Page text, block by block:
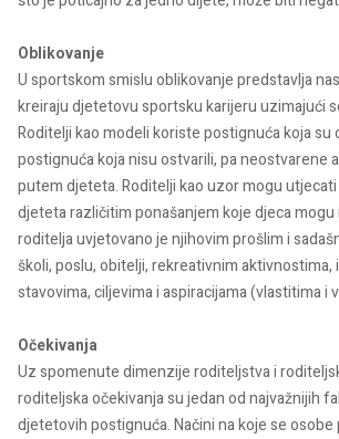
Oblikovanje
U sportskom smislu oblikovanje predstavlja
kreiraju djetetovu sportsku karijeru uzimajući
Roditelji kao modeli koriste postignuća koja su
postignuća koja nisu ostvarili, pa neostvarene
putem djeteta. Roditelji kao uzor mogu
djeteta različitim ponašanjem koje djeca
roditelja uvjetovano je njihovim prošlim i
školi, poslu, obitelji, rekreativnim aktivnostima,
stavovima, ciljevima i aspiracijama (vlastitima i
Očekivanja
Uz spomenute dimenzije roditeljstva i
roditeljska očekivanja su jedan od najvažnijih
djetetovih postignuća. Načini na koje se osobe